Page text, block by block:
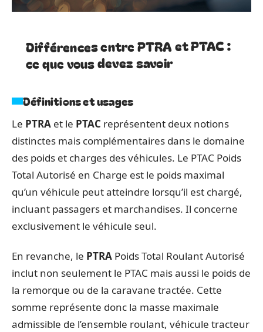
Différences entre PTRA et PTAC :
ce que vous devez savoir
Définitions et usages
Le PTRA et le PTAC représentent deux notions
distinctes mais complémentaires dans le domaine
des poids et charges des véhicules. Le PTAC Poids
Total Autorisé en Charge est le poids maximal
qu’un véhicule peut atteindre lorsqu’il est chargé,
incluant passagers et marchandises. Il concerne
exclusivement le véhicule seul.
En revanche, le PTRA Poids Total Roulant Autorisé
inclut non seulement le PTAC mais aussi le poids de
la remorque ou de la caravane tractée. Cette
somme représente donc la masse maximale
admissible de l’ensemble roulant, véhicule tracteur